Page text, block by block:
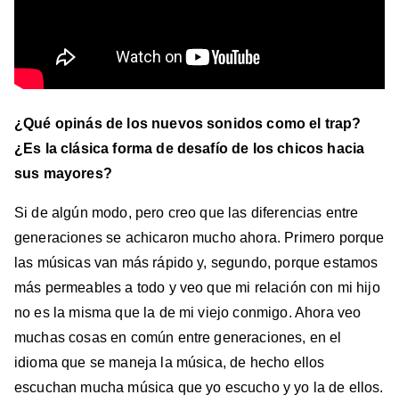
¿Qué opinás de los nuevos sonidos como el trap?
¿Es la clásica forma de desafío de los chicos hacia
sus mayores?
Si de algún modo, pero creo que las diferencias entre
generaciones se achicaron mucho ahora. Primero porque
las músicas van más rápido y, segundo, porque estamos
más permeables a todo y veo que mi relación con mi hijo
no es la misma que la de mi viejo conmigo. Ahora veo
muchas cosas en común entre generaciones, en el
idioma que se maneja la música, de hecho ellos
escuchan mucha música que yo escucho y yo la de ellos.